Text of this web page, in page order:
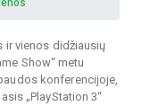
vienos didžiausių
Show“ metu
konferencijoje,
„PlayStation 3“